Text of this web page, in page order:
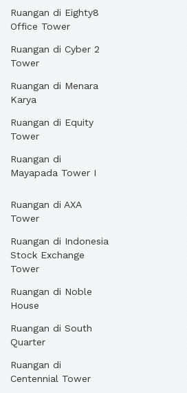
Ruangan di Eighty8
Office Tower
Ruangan di Cyber 2
Tower
Ruangan di Menara
Karya
Ruangan di Equity
Tower
Ruangan di
Mayapada Tower I
Ruangan di AXA
Tower
Ruangan di Indonesia
Stock Exchange
Tower
Ruangan di Noble
House
Ruangan di South
Quarter
Ruangan di
Centennial Tower